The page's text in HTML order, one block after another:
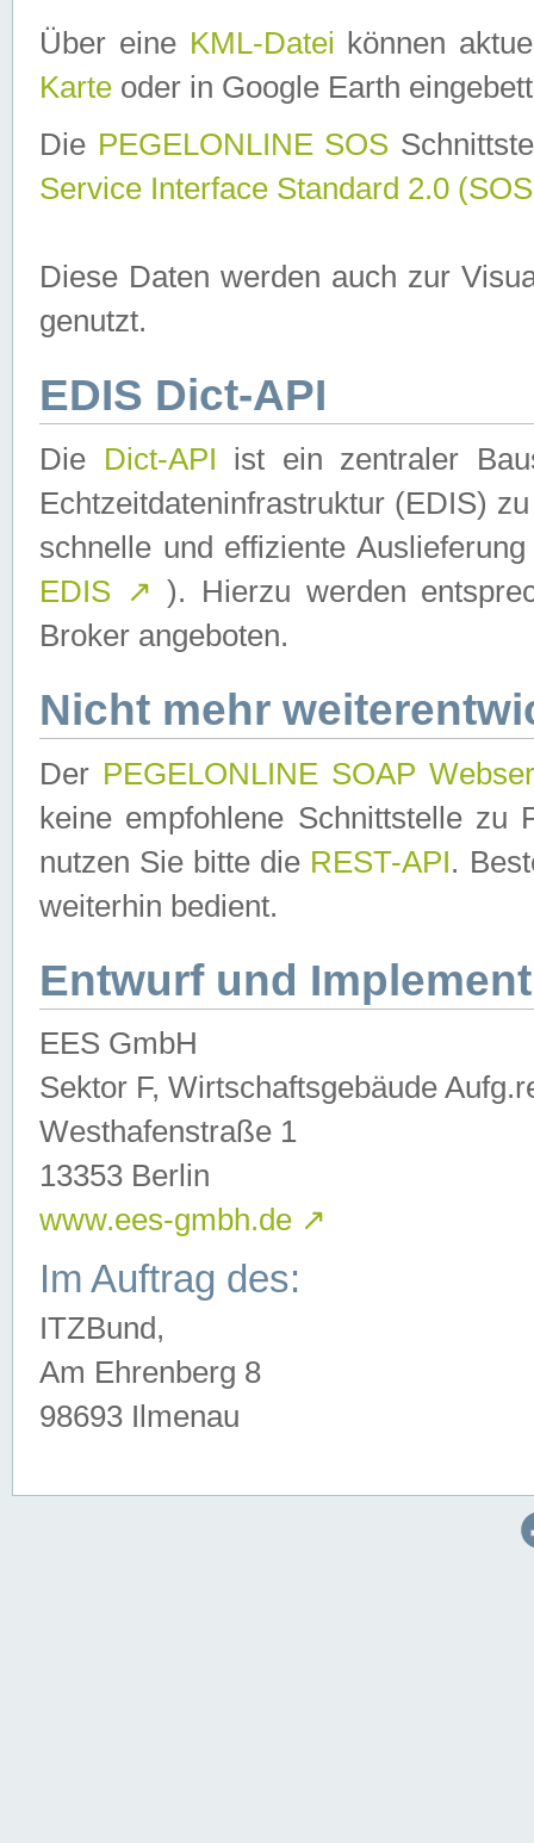
Über eine KML-Datei können
Karte oder in Google Earth
Die PEGELONLINE SOS
Service Interface Standard 2.0
Diese Daten werden auch zur
genutzt.
EDIS Dict-API
Die Dict-API ist ein zentraler
Echtzeitdateninfrastruktur (EDIS)
schnelle und effiziente
EDIS ↗ ). Hierzu werden
Broker angeboten.
Nicht mehr
Der PEGELONLINE SOAP
keine empfohlene Schnittstelle zu
nutzen Sie bitte die REST-API.
weiterhin bedient.
Entwurf und
EES GmbH
Sektor F, Wirtschaftsgebäude
Westhafenstraße 1
13353 Berlin
www.ees-gmbh.de ↗
Im Auftrag des:
ITZBund,
Am Ehrenberg 8
98693 Ilmenau